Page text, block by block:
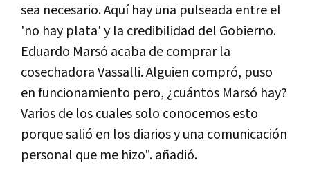
sea necesario. Aquí hay una pulseada entre el
'no hay plata' y la credibilidad del Gobierno.
Eduardo Marsó acaba de comprar la
cosechadora Vassalli. Alguien compró, puso
en funcionamiento pero, ¿cuántos Marsó hay?
Varios de los cuales solo conocemos esto
porque salió en los diarios y una comunicación
personal que me hizo". añadió.